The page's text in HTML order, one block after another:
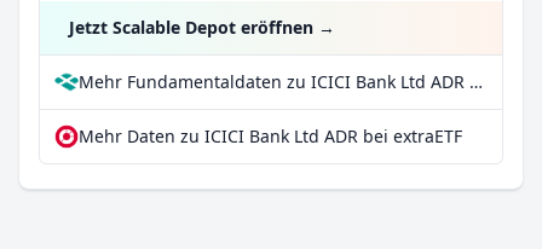
Jetzt Scalable Depot eröffnen →
Mehr Fundamentaldaten zu ICICI Bank Ltd ADR bei Parqet
Mehr Daten zu ICICI Bank Ltd ADR bei extraETF